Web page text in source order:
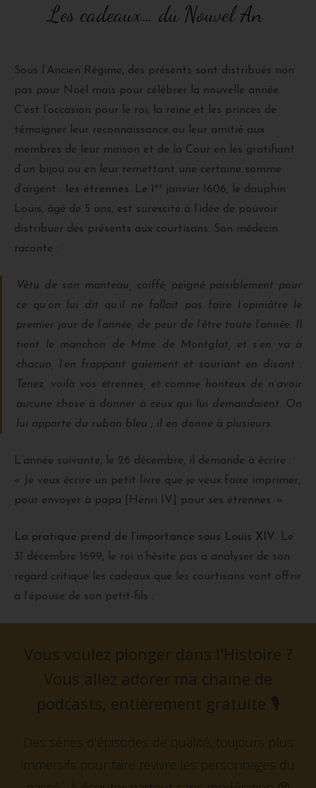
Les cadeaux… du Nouvel An
Sous l’Ancien Régime, des présents sont distribués non
pas pour Noël mais pour célébrer la nouvelle année.
C’est l’occasion pour le roi, la reine et les princes de
témoigner leur reconnaissance ou leur amitié aux
membres de leur maison et de la Cour en les gratifiant
d’un bijou ou en leur remettant une certaine somme
d’argent : les étrennes. Le 1 er janvier 1606, le dauphin
Louis, âgé de 5 ans, est surexcité à l’idée de pouvoir
distribuer des présents aux courtisans. Son médecin
raconte :
Vêtu de son manteau, coiffé, peigné paisiblement pour
ce qu’on lui dit qu’il ne fallait pas faire l’opiniâtre le
premier jour de l’année, de peur de l’être toute l’année. Il
tient le manchon de Mme de Montglat, et s’en va à
chacun, l’en frappant gaiement et souriant en disant :
Tenez, voilà vos étrennes, et comme honteux de n’avoir
aucune chose à donner à ceux qui lui demandaient. On
lui apporte du ruban bleu ; il en donne à plusieurs.
L’année suivante, le 26 décembre, il demande à écrire :
« Je veux écrire un petit livre que je veux faire imprimer,
pour envoyer à papa [Henri IV] pour ses étrennes. »
La pratique prend de l’importance sous Louis XIV. Le
31 décembre 1699, le roi n’hésite pas à analyser de son
regard critique les cadeaux que les courtisans vont offrir
à l’épouse de son petit-fils :
Vous voulez plonger dans l'Histoire ?
Vous allez adorer ma chaine de
podcasts, entièrement gratuite 🎙️
Des séries d'épisodes de qualité, toujours plus
immersifs pour faire revivre les personnages du